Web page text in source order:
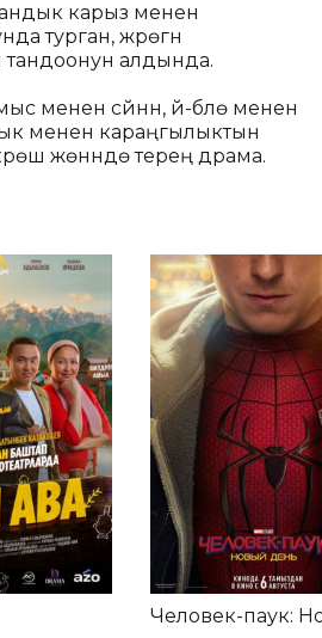
карыз менен
турган, жүрөгүн
тандоонун алдында.
менен сүйүүнүн, үй-бүлө менен
менен караңгылыктын
жөнүндө терең драма.